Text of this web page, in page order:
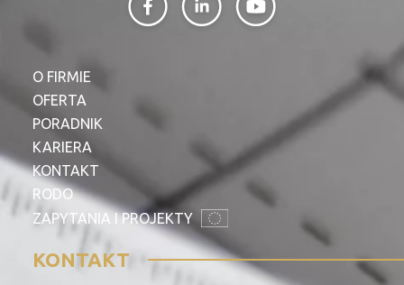
O FIRMIE
OFERTA
PORADNIK
KARIERA
KONTAKT
RODO
ZAPYTANIA I PROJEKTY
KONTAKT